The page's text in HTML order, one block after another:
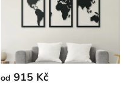
od 915 Kč